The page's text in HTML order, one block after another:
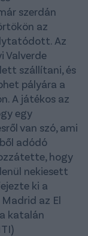
szerdán
az
Az
Valverde
szállítani, és
pályára a
A játékos az
egy
van szó, ami
adódó
hogy
nekiesett
ki a
az El
katalán